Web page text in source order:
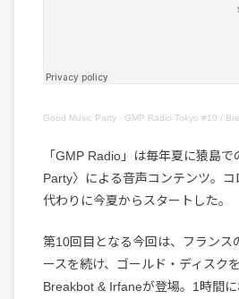
Good Music Party · GMP Radio Tokyo #10 /
「GMP Radio」は毎年夏に猿島
Party〉による音声コンテンツ。
代わりに今夏からスタートした。
第10回目となる今回は、フランス
ースを続け、ゴールド・ディスク
Breakbot & Irfaneが登場。1時間